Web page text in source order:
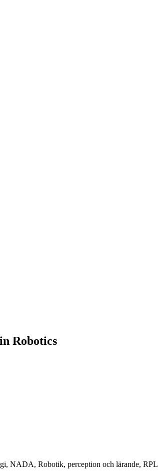
Robotics
NADA, Robotik, perception och lärande, RPL